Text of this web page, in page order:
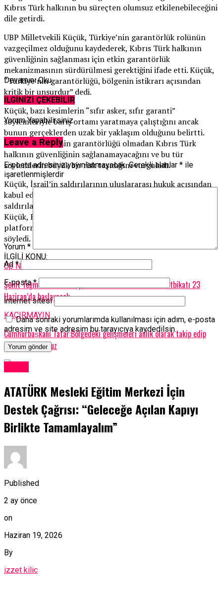
Kıbrıs Türk halkının bu süreçten olumsuz etkilenebileceğini
dile getirdi.
UBP Milletvekili Küçük, Türkiye’nin garantörlük rolünün
vazgeçilmez olduğunu kaydederek, Kıbrıs Türk halkının
güvenliğinin sağlanması için etkin garantörlük
mekanizmasının sürdürülmesi gerektiğini ifade etti. Küçük,
“Türkiye’nin garantörlüğü, bölgenin istikrarı açısından
kritik bir unsurdur” dedi.
Küçük, bazı kesimlerin “sıfır asker, sıfır garanti”
söylemleriyle barış ortamı yaratmaya çalıştığını ancak
bunun gerçeklerden uzak bir yaklaşım olduğunu belirtti.
Küçük, Türkiye’nin garantörlüğü olmadan Kıbrıs Türk
halkının güvenliğinin sağlanamayacağını ve bu tür
söylemlerin büyük bir risk taşıdığını vurguladı.
Küçük, İsrail’in saldırılarının uluslararası hukuk açısından
kabul edilemez olduğunu ve uluslararası toplumun bu
saldırılara karşı sessiz kalmaması gerektiğini ifade etti.
Küçük, Filistin halkının yanında olduklarını ve her
platformda haklarını savunmaya devam edeceklerini
söyledi.
İLGİLİ KONU:
Up Next
Şehit Teğmen Caner Gönyeli-2025 Arama Kurtarma Tatbikatı 23
Haziran’da başlayacak
KAÇIRMAYIN
Cumhurbaṣkanı Tatar:Bölgedeki gelişmeleri anlık olarak takip edip
değerlendiriyoruz
Devamını Oku
İLGİNİZİ ÇEKEBİLİR
Yorum Yapabilirsiniz
Leave a Reply
E-posta adresiniz yayınlanmayacak. Gerekli alanlar * ile
işaretlenmişlerdir
Yorum *
Ad *
E-posta*
İnternet sitesi
Daha sonraki yorumlarımda kullanılması için adım, e-posta
adresim ve site adresim bu tarayıcıya kaydedilsin.
ATATÜRK Mesleki Eğitim Merkezi İçin
Destek Çağrısı: “Geleceğe Açılan Kapıyı
Birlikte Tamamlayalım”
Published
2 ay önce
on
Haziran 19, 2026
By
izzet kilic